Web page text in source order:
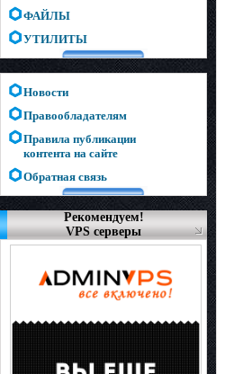
ФАЙЛЫ
УТИЛИТЫ
Новости
Правообладателям
Правила публикации
контента на сайте
Обратная связь
Рекомендуем!
VPS серверы